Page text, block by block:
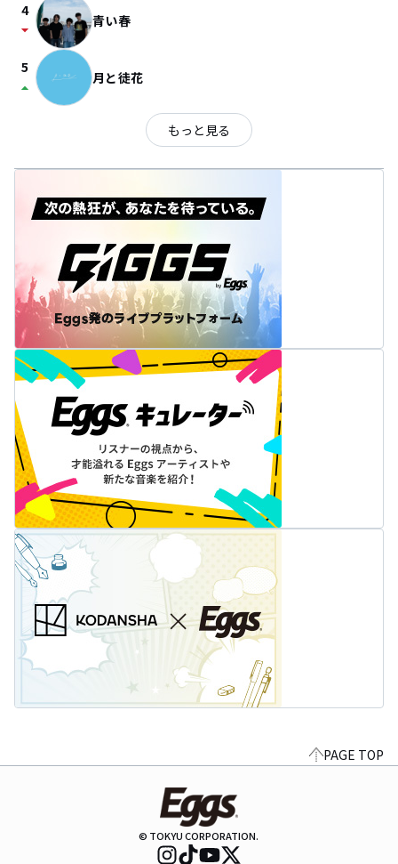
4
arrow_drop_down 青い春
5
arrow_drop_up 月と徒花
もっと見る
PAGE TOP
© TOKYU CORPORATION.